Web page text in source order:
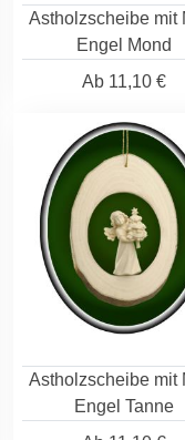
Astholzscheibe mit
Engel Mond
Ab 11,10 €
Astholzscheibe mit
Engel Tanne